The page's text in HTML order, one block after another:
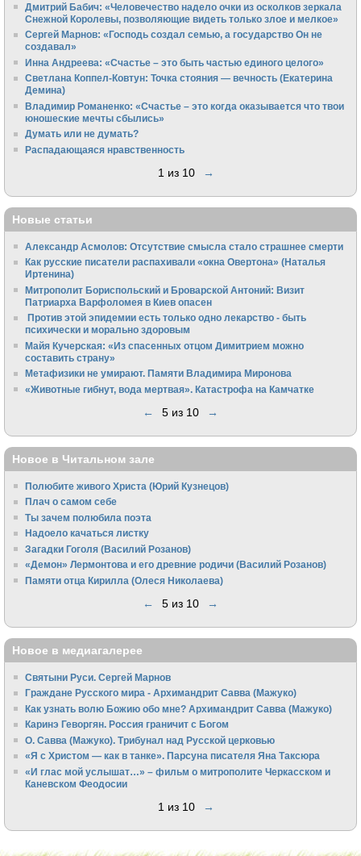
Дмитрий Бабич: «Человечество надело очки из осколков зеркала
Снежной Королевы, позволяющие видеть только злое и мелкое»
Сергей Марнов: «Господь создал семью, а государство Он не
создавал»
Инна Андреева: «Счастье – это быть частью единого целого»
Светлана Коппел-Ковтун: Точка стояния — вечность (Екатерина
Демина)
Владимир Романенко: «Счастье – это когда оказывается что твои
юношеские мечты сбылись»
Думать или не думать?
Распадающаяся нравственность
1 из 10 →
Новые статьи
Александр Асмолов: Отсутствие смысла стало страшнее смерти
Как русские писатели распахивали «окна Овертона» (Наталья
Иртенина)
Митрополит Бориспольский и Броварской Антоний: Визит
Патриарха Варфоломея в Киев опасен
Против этой эпидемии есть только одно лекарство - быть
психически и морально здоровым
Майя Кучерская: «Из спасенных отцом Димитрием можно
составить страну»
Метафизики не умирают. Памяти Владимира Миронова
«Животные гибнут, вода мертвая». Катастрофа на Камчатке
← 5 из 10 →
Новое в Читальном зале
Полюбите живого Христа (Юрий Кузнецов)
Плач о самом себе
Ты зачем полюбила поэта
Надоело качаться листку
Загадки Гоголя (Василий Розанов)
«Демон» Лермонтова и его древние родичи (Василий Розанов)
Памяти отца Кирилла (Олеся Николаева)
← 5 из 10 →
Новое в медиагалерее
Святыни Руси. Сергей Марнов
Граждане Русского мира - Архимандрит Савва (Мажуко)
Как узнать волю Божию обо мне? Архимандрит Савва (Мажуко)
Каринэ Геворгян. Россия граничит с Богом
О. Савва (Мажуко). Трибунал над Русской церковью
«Я с Христом — как в танке». Парсуна писателя Яна Таксюра
«И глас мой услышат…» – фильм о митрополите Черкасском и
Каневском Феодосии
1 из 10 →